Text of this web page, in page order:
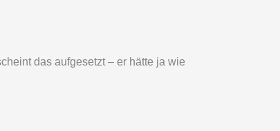
das aufgesetzt – er hätte ja wie